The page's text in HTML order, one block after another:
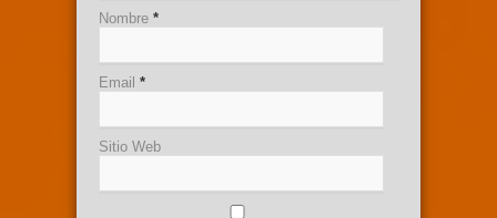
Nombre *
Email *
Sitio Web